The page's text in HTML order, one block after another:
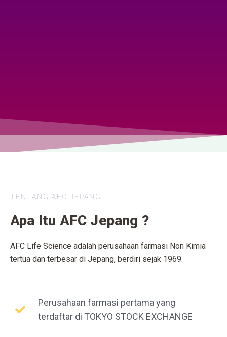
TENTANG AFC JEPANG
Apa Itu AFC Jepang ?
AFC Life Science adalah perusahaan farmasi Non Kimia
tertua dan terbesar di Jepang, berdiri sejak 1969.
Perusahaan farmasi pertama yang
terdaftar di TOKYO STOCK EXCHANGE